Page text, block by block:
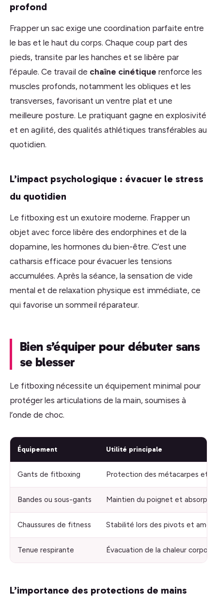
profond
Frapper un sac exige une coordination parfaite entre
le bas et le haut du corps. Chaque coup part des
pieds, transite par les hanches et se libère par
l’épaule. Ce travail de chaîne cinétique renforce les
muscles profonds, notamment les obliques et les
transverses, favorisant un ventre plat et une
meilleure posture. Le pratiquant gagne en explosivité
et en agilité, des qualités athlétiques transférables au
quotidien.
L’impact psychologique : évacuer le stress
du quotidien
Le fitboxing est un exutoire moderne. Frapper un
objet avec force libère des endorphines et de la
dopamine, les hormones du bien-être. C’est une
catharsis efficace pour évacuer les tensions
accumulées. Après la séance, la sensation de vide
mental et de relaxation physique est immédiate, ce
qui favorise un sommeil réparateur.
Bien s’équiper pour débuter sans
se blesser
Le fitboxing nécessite un équipement minimal pour
protéger les articulations de la main, soumises à
l’onde de choc.
Équipement Utilité principale
Gants de fitboxing Protection des métacarpes et
Bandes ou sous-gants Maintien du poignet et
Chaussures de fitness Stabilité lors des pivots et
Tenue respirante Évacuation de la chaleur
L’importance des protections de mains